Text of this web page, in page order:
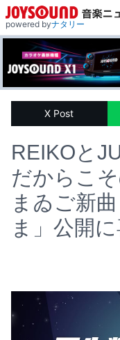
powered byナタリー
X Post
REIKOと
だからこ
まゐご新
ま」公開